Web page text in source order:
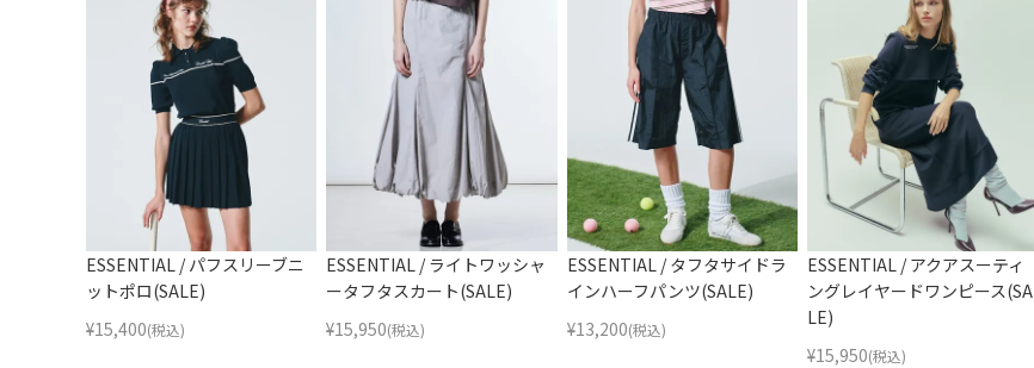
ESSENTIAL / パフスリーブニ
ットポロ(SALE)
¥15,400(税込)
ESSENTIAL / ライトワッシャ
ータフタスカート(SALE)
¥15,950(税込)
ESSENTIAL / タフタサイドラ
インハーフパンツ(SALE)
¥13,200(税込)
ESSENTIAL / アクアスーティ
ングレイヤードワンピース(SA
LE)
¥15,950(税込)